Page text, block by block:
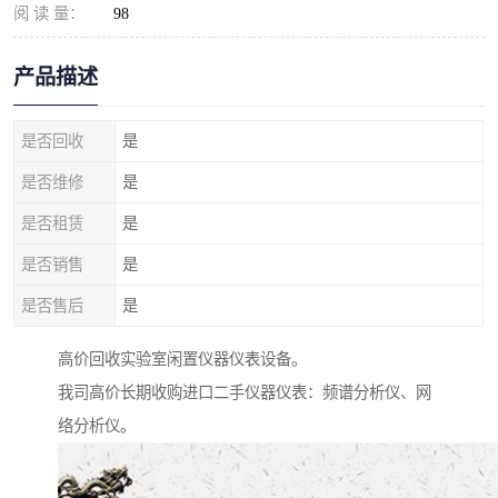
阅 读 量： 98
产品描述
是否回收 是
是否维修 是
是否租赁 是
是否销售 是
是否售后 是
高价回收实验室闲置仪器仪表设备。
我司高价长期收购进口二手仪器仪表：频谱分析仪、网
络分析仪。